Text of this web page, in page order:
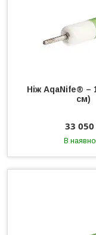
Ніж AqaNife® –
см)
33
В